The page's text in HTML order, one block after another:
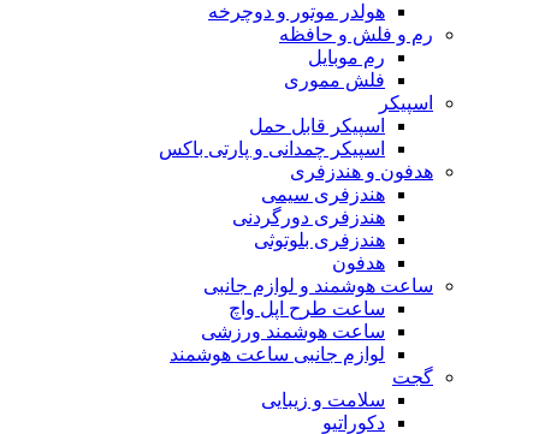
هولدر موتور و دوچرخه
رم و فلش و حافظه
رم موبایل
فلش مموری
اسپیکر
اسپیکر قابل حمل
اسپیکر چمدانی و پارتی باکس
هدفون و هندزفری
هندزفری سیمی
هندزفری دورگردنی
هندزفری بلوتوثی
هدفون
ساعت هوشمند و لوازم جانبی
ساعت طرح اپل واچ
ساعت هوشمند ورزشی
لوازم جانبی ساعت هوشمند
گجت
سلامت و زیبایی
دکوراتیو